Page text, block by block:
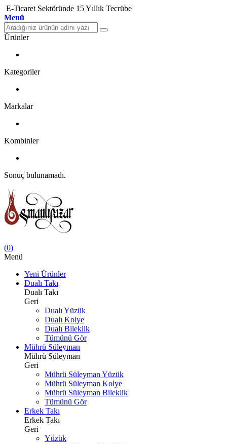
E-Ticaret Sektöründe 15 Yıllık Tecrübe
Menü
Ürünler
Kategoriler
Markalar
Kombinler
Sonuç bulunamadı.
(0)
Menü
Yeni Ürünler
Dualı Takı
Dualı Takı
Geri
Dualı Yüzük
Dualı Kolye
Dualı Bileklik
Tümünü Gör
Mührü Süleyman
Mührü Süleyman
Geri
Mührü Süleyman Yüzük
Mührü Süleyman Kolye
Mührü Süleyman Bileklik
Tümünü Gör
Erkek Takı
Erkek Takı
Geri
Yüzük